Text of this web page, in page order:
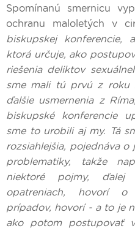
Spomínanú smernicu
ochranu maloletých v
biskupskej konferencie,
ktorá určuje, ako
riešenia deliktov
sme mali tú prvú z roku
ďalšie usmernenia z
biskupské konferencie
sme to urobili aj my. Tá
rozsiahlejšia, pojednáva
problematiky, takže
niektoré pojmy, ďalej
opatreniach, hovorí o
prípadov, hovorí - a to je
ako potom postupovať